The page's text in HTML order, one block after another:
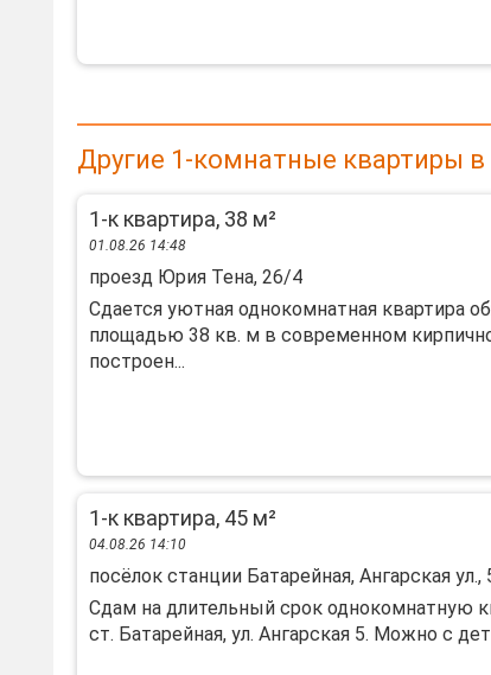
Другие 1-комнатные квартиры
1-к квартира, 38 м²
01.08.26 14:48
проезд Юрия Тена, 26/4
Сдается уютная однокомнатная квартира
площадью 38 кв. м в современном
построен...
1-к квартира, 45 м²
04.08.26 14:10
посёлок станции Батарейная, Ангарская ул.,
Сдам на длительный срок однокомнатную
ст. Батарейная, ул. Ангарская 5. Можно с